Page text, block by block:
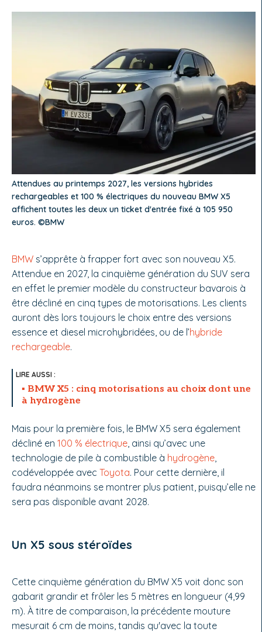
Attendues au printemps 2027, les versions hybrides
rechargeables et 100 % électriques du nouveau BMW X5
affichent toutes les deux un ticket d'entrée fixé à 105 950
euros. ©BMW
BMW s’apprête à frapper fort avec son nouveau X5.
Attendue en 2027, la cinquième génération du SUV sera
en effet le premier modèle du constructeur bavarois à
être décliné en cinq types de motorisations. Les clients
auront dès lors toujours le choix entre des versions
essence et diesel microhybridées, ou de l’hybride
rechargeable.
BMW X5 : cinq motorisations au choix dont une
à hydrogène
Mais pour la première fois, le BMW X5 sera également
décliné en 100 % électrique , ainsi qu’avec une
technologie de pile à combustible à hydrogène
codéveloppée avec Toyota. Pour cette dernière, il
faudra néanmoins se montrer plus patient, puisqu’elle ne
sera pas disponible avant 2028.
Un X5 sous stéroïdes
Cette cinquième génération du BMW X5 voit donc son
gabarit grandir et frôler les 5 mètres en longueur (4,99
m). À titre de comparaison, la précédente mouture
mesurait 6 cm de moins, tandis qu'avec la toute